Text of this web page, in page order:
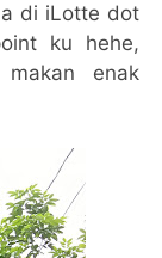
di iLotte dot
ku hehe,
enak